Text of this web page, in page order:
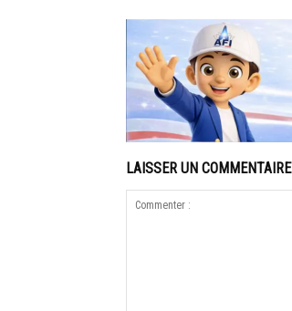
LAISSER UN COMMENTAIRE